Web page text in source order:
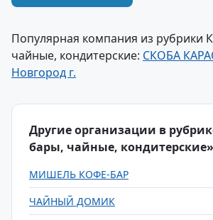
Популярная компания из рубрики
чайные, кондитерские: СКОБА
Новгород г.
Другие организации в
бары, чайные, кондитерские»
МИШЕЛЬ КОФЕ-БАР
ЧАЙНЫЙ ДОМИК